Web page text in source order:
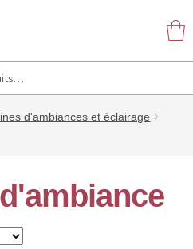
d'ambiances et éclairage